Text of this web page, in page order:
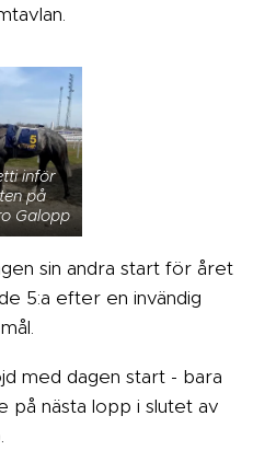
inför
på
Galopp
sin andra start för året
5:a efter en invändig
med dagen start - bara
på nästa lopp i slutet av